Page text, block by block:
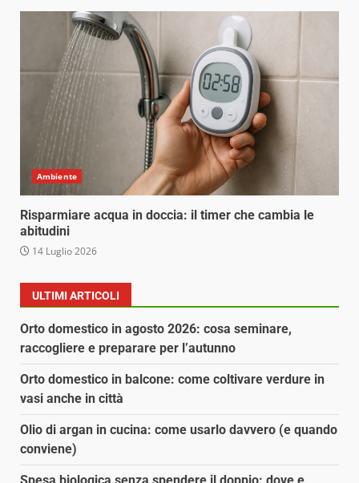
Ambiente
Risparmiare acqua in doccia: il timer che cambia le
abitudini
14 Luglio 2026
ULTIMI ARTICOLI
Orto domestico in agosto 2026: cosa seminare,
raccogliere e preparare per l’autunno
Orto domestico in balcone: come coltivare verdure in
vasi anche in città
Olio di argan in cucina: come usarlo davvero (e quando
conviene)